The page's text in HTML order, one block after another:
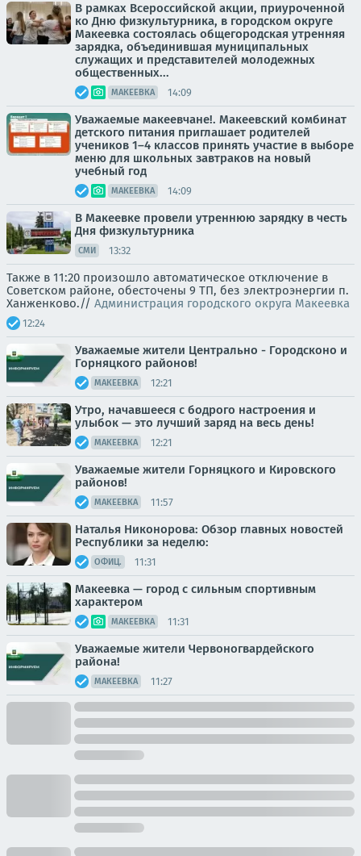
В рамках Всероссийской акции, приуроченной
ко Дню физкультурника, в городском округе
Макеевка состоялась общегородская утренняя
зарядка, объединившая муниципальных
служащих и представителей молодежных
общественных...
МАКЕЕВКА 14:09
Уважаемые макеевчане!. Макеевский комбинат
детского питания приглашает родителей
учеников 1–4 классов принять участие в выборе
меню для школьных завтраков на новый
учебный год
МАКЕЕВКА 14:09
В Макеевке провели утреннюю зарядку в честь
Дня физкультурника
СМИ 13:32
Также в 11:20 произошло автоматическое отключение в
Советском районе, обесточены 9 ТП, без электроэнергии п.
Ханженково.// Администрация городского округа Макеевка
12:24
Уважаемые жители Центрально - Городсконо и
Горняцкого районов!
МАКЕЕВКА 12:21
Утро, начавшееся с бодрого настроения и
улыбок — это лучший заряд на весь день!
МАКЕЕВКА 12:21
Уважаемые жители Горняцкого и Кировского
районов!
МАКЕЕВКА 11:57
Наталья Никонорова: Обзор главных новостей
Республики за неделю:
ОФИЦ. 11:31
Макеевка — город с сильным спортивным
характером
МАКЕЕВКА 11:31
Уважаемые жители Червоногвардейского
района!
МАКЕЕВКА 11:27